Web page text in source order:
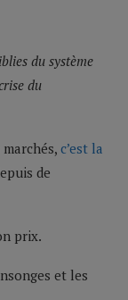
du système
du
c’est la
de
prix.
et les